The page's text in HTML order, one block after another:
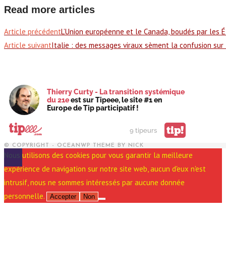
Read more articles
Article précédentL’Union européenne et le Canada, boudés par
Article suivantItalie : des messages viraux sèment la confusion
Thierry Curty - La transition systémique
du 21eest sur Tipeee, le site #1 en
Europe de Tip participatif !
9 tipeurs tip!
© COPYRIGHT - OCEANWP THEME BY NICK
Nous utilisons des cookies pour vous garantir la meilleure
expérience de navigation sur notre site web, aucun d'eux n'est
intrusif, nous ne sommes intéressés par aucune donnée
personnelle.
Accepter Non